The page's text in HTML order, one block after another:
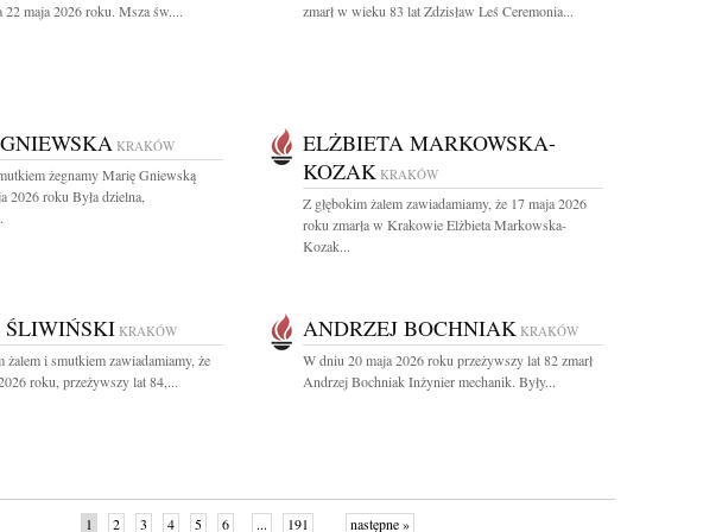
22 maja 2026 roku. Msza św.... zmarł w wieku 83 lat Zdzisław Leś Ceremonia...
KRAKÓW
żegnamy Marię Gniewską
2026 roku Była dzielna,
ELŻBIETA MARKOWSKA-
KOZAK KRAKÓW
Z głębokim żalem zawiadamiamy, że 17 maja 2026
roku zmarła w Krakowie Elżbieta Markowska-
Kozak...
KRAKÓW
żalem i smutkiem zawiadamiamy, że
roku, przeżywszy lat 84,...
ANDRZEJ BOCHNIAK KRAKÓW
W dniu 20 maja 2026 roku przeżywszy lat 82 zmarł
Andrzej Bochniak Inżynier mechanik. Były...
1 2 3 4 5 6 ... 191 następne »